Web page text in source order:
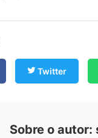
Twitter
Sobre o autor: